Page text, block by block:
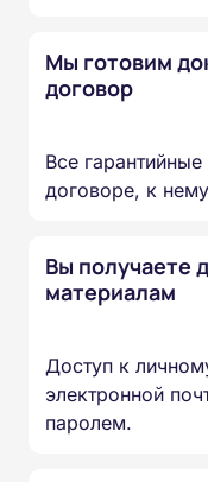
Мы готовим
договор
Все
договоре, к
Вы получаете
материалам
Доступ к
электронной
паролем.